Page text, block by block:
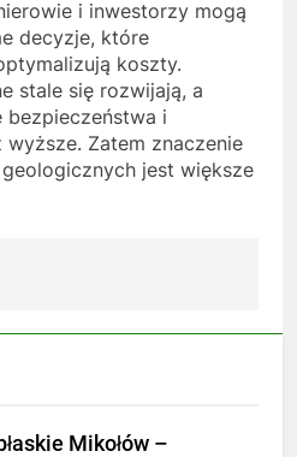
i inwestorzy mogą
decyzje, które
koszty.
stale się rozwijają, a
i
Zatem znaczenie
jest większe
Mikołów –